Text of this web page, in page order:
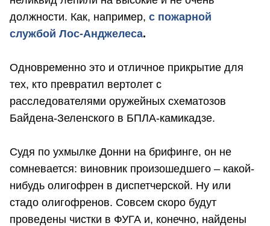
должности. Как, например, с пожарной
службой Лос-Анджелеса.
Одновременно это и отличное прикрытие для
тех, кто превратил вертолет с
расследователями оружейных схематозов
Байдена-Зеленского в БПЛА-камикадзе.
Судя по ухмылке Донни на брифинге, он не
сомневается: виновник произошедшего – какой-
нибудь олигофрен в диспетчерской. Ну или
стадо олигофренов. Совсем скоро будут
проведены чистки в ФУГА и, конечно, найдены